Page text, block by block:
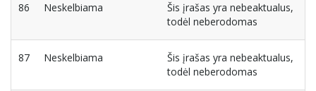
86 Neskelbiama
Šis įrašas yra nebeaktualus,
todėl neberodomas
87 Neskelbiama
Šis įrašas yra nebeaktualus,
todėl neberodomas